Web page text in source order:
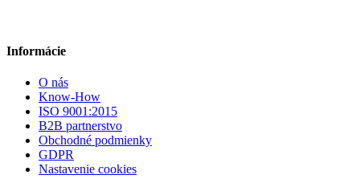
Informácie
O nás
Know-How
ISO 9001:2015
B2B partnerstvo
Obchodné podmienky
GDPR
Nastavenie cookies